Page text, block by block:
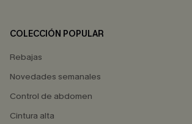
COLECCIÓN POPULAR
Rebajas
Novedades semanales
Control de abdomen
Cintura alta